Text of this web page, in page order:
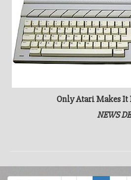
Only Atari Makes It
NEWS